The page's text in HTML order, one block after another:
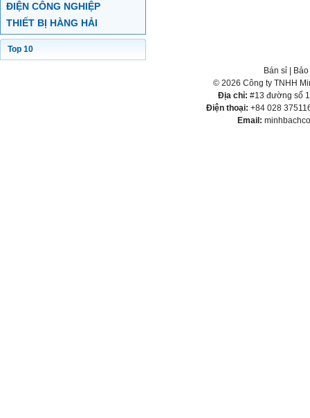
ĐIỆN CÔNG NGHIỆP
THIẾT BỊ HÀNG HẢI
Top 10
Bán sỉ
© 2026 Công ty TNHH
Địa chỉ: #13 đường số
Điện thoại: +84 028
Email: